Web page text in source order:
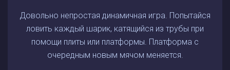
Довольно непростая динамичная игра. Попытайся
ловить каждый шарик, катящийся из трубы при
помощи плиты или платформы. Платформа с
очередным новым мячом меняется.